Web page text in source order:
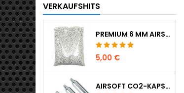
VERKAUFSHITS
PREMIUM 6 MM AIRSOFT BBS 0,20 G - 1000 SCHUSS, NICHT KLEMMEND, GERADE SCHIESSEND
5,00 €
AIRSOFT CO2-KAPSELN 12G 5ER-PACK - HERGESTELLT IN UNGARN, EU, PREMIUM QUALITÄT